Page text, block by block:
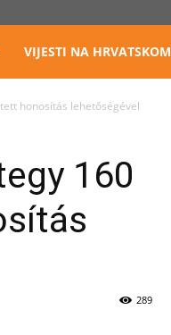
VIJESTI NA HRVATSKOM
honosítás lehetőségével
160
289